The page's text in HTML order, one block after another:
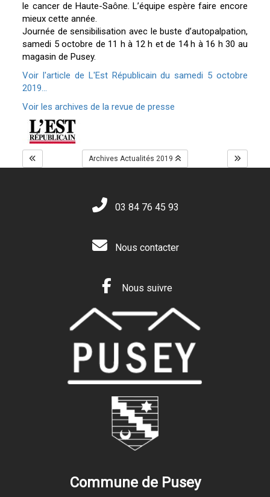
le cancer de Haute-Saône. L’équipe espère faire encore
mieux cette année.
Journée de sensibilisation avec le buste d’autopalpation,
samedi 5 octobre de 11 h à 12 h et de 14 h à 16 h 30 au
magasin de Pusey.
Voir l'article de L'Est Républicain du samedi 5 octobre
2019...
Voir les archives de la revue de presse
Archives Actualités 2019
03 84 76 45 93
Nous contacter
Nous suivre
Commune de Pusey